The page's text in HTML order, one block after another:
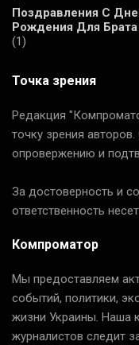
Поздравления С
Рождения Для Брата
(1)
Точка зрения
Редакция
точку зрения
опровержению и
За достоверность и
ответственность
Компроматор
Мы предоставляем
событий, политики,
жизни Украины. Наша
журналистов следит